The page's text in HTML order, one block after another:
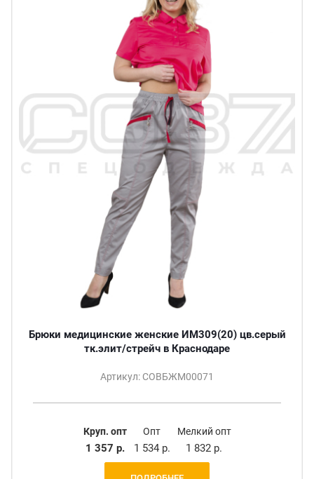
Брюки медицинские женские ИМ309(20) цв.серый
тк.элит/стрейч в Краснодаре
Артикул: СОВБЖМ00071
Круп. опт
1 357 р.
Опт
1 534 р.
Мелкий опт
1 832 р.